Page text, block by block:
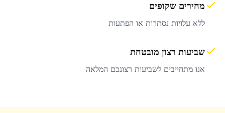
מחירים שקופים
ללא עלויות נסתרות או הפתעות
שביעות רצון מובטחת
אנו מתחייבים לשביעות רצונכם המלאה